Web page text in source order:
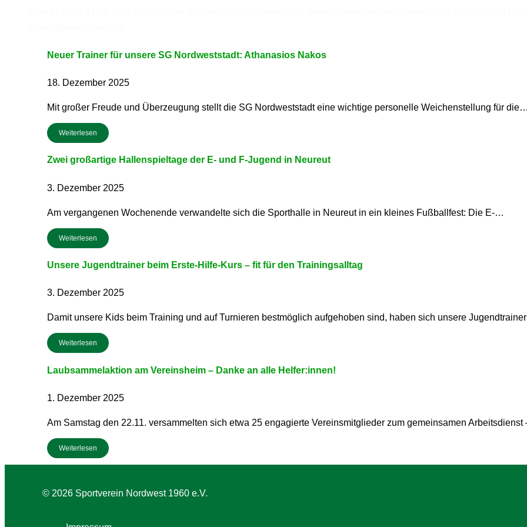
Neuer Trainer für unsere SG Nordweststadt: Athanasios Nakos
18. Dezember 2025
Mit großer Freude und Überzeugung stellt die SG Nordweststadt eine wichtige personelle Weichenstellung für die…
Weiterlesen
Zwei großartige Hallenspieltage der E- und F-Jugend in Neureut
3. Dezember 2025
Am vergangenen Wochenende verwandelte sich die Sporthalle in Neureut in ein kleines Fußballfest: Die E-…
Weiterlesen
Unsere Jugendtrainer beim Erste-Hilfe-Kurs – fit für den Trainingsalltag
3. Dezember 2025
Damit unsere Kids beim Training und auf Turnieren bestmöglich aufgehoben sind, haben sich unsere
Weiterlesen
Laubsammelaktion am Vereinsheim – Danke an alle Helfer:innen!
1. Dezember 2025
Am Samstag den 22.11. versammelten sich etwa 25 engagierte Vereinsmitglieder zum gemeinsamen
Weiterlesen
© 2026 Sportverein Nordwest 1960 e.V.